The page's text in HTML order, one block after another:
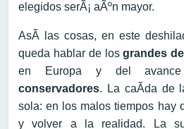
elegidos serÃ¡ aÃºn mayor.
AsÃ­ las cosas, en este
queda hablar de losgrandes
en Europa y del
conservadores. La caÃ­da de
sola: en los malos tiempos hay
y volver a la realidad. La